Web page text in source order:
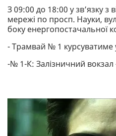
З 09:00 до 18:00 у зв’язку з
мережі по просп. Науки,
боку енергопостачальної
- Трамвай № 1 курсуватиме
-№ 1-К: Залізничний